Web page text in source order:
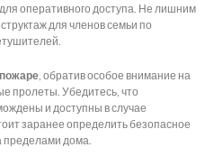
оперативного доступа. Не лишним
для членов семьи по
, обратив особое внимание на
пролеты. Убедитесь, что
и доступны в случае
заранее определить безопасное
пределами дома.